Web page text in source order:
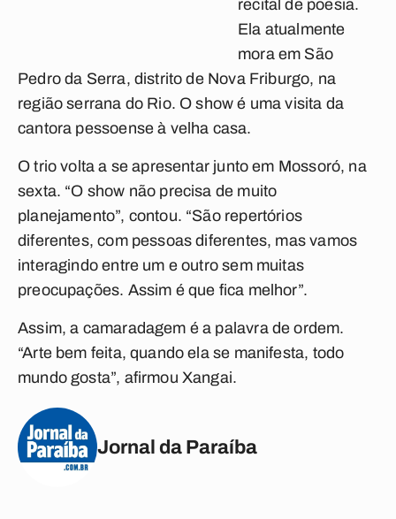
recital de poesia.
Ela atualmente
mora em São
Pedro da Serra, distrito de Nova Friburgo, na
região serrana do Rio. O show é uma visita da
cantora pessoense à velha casa.
O trio volta a se apresentar junto em Mossoró, na
sexta. “O show não precisa de muito
planejamento”, contou. “São repertórios
diferentes, com pessoas diferentes, mas vamos
interagindo entre um e outro sem muitas
preocupações. Assim é que fica melhor”.
Assim, a camaradagem é a palavra de ordem.
“Arte bem feita, quando ela se manifesta, todo
mundo gosta”, afirmou Xangai.
Jornal da Paraíba